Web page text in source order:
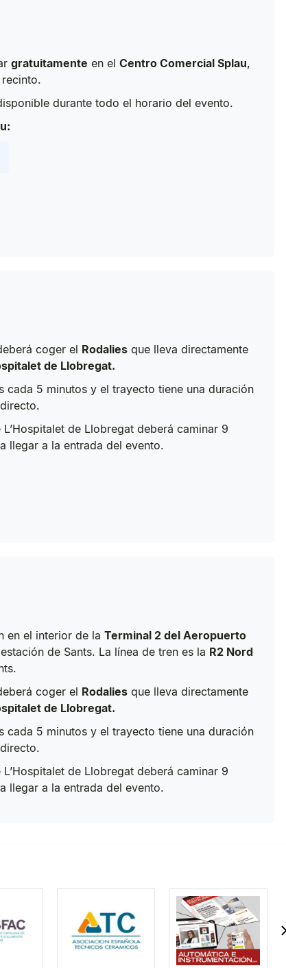
gratuitamente en el Centro Comercial Splau,
durante todo el horario del evento.
coger el Rodalies que lleva directamente
de Llobregat.
cada 5 minutos y el trayecto tiene una duración
de Llobregat deberá caminar 9
llegar a la entrada del evento.
en el interior de la Terminal 2 del Aeropuerto
de Sants. La línea de tren es la R2 Nord
coger el Rodalies que lleva directamente
de Llobregat.
cada 5 minutos y el trayecto tiene una duración
de Llobregat deberá caminar 9
llegar a la entrada del evento.